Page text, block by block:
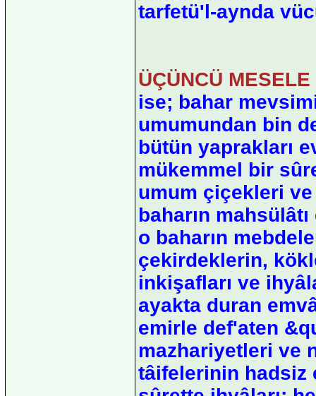
tarfetü'l-aynda
ÜÇÜNCÜ
ise; bahar
umumundan bin
bütün yaprakları
mükemmel bir
umum çiçekleri
baharın
o baharın
çekirdeklerin,
inkişafları ve
ayakta duran
emirle def'aten
mazhariyetleri ve
tâifelerinin hadsiz